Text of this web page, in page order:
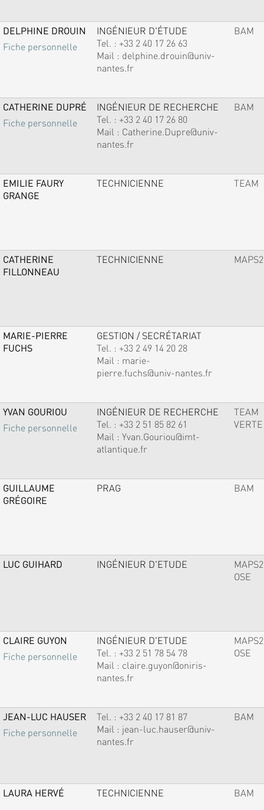
DELPHINE DROUIN
Fiche personnelle
INGÉNIEUR D'ÉTUDE
Tel. : +33 2 40 17 26 63
Mail : delphine.drouin@univ-
nantes.fr
BAM
CATHERINE DUPRÉ
Fiche personnelle
INGÉNIEUR DE RECHERCHE
Tel. : +33 2 40 17 26 80
Mail : Catherine.Dupre@univ-
nantes.fr
BAM
EMILIE FAURY
GRANGE
TECHNICIENNE TEAM
CATHERINE
FILLONNEAU
TECHNICIENNE MAPS2
MARIE-PIERRE
FUCHS
GESTION / SECRÉTARIAT
Tel. : +33 2 49 14 20 28
Mail : marie-
pierre.fuchs@univ-nantes.fr
YVAN GOURIOU
Fiche personnelle
INGÉNIEUR DE RECHERCHE
Tel. : +33 2 51 85 82 61
Mail : Yvan.Gouriou@imt-
atlantique.fr
TEAM
VERTE
GUILLAUME
GRÉGOIRE
PRAG BAM
LUC GUIHARD INGÉNIEUR D'ETUDE
MAPS2
OSE
CLAIRE GUYON
Fiche personnelle
INGÉNIEUR D'ETUDE
Tel. : +33 2 51 78 54 78
Mail : claire.guyon@oniris-
nantes.fr
MAPS2
OSE
JEAN-LUC HAUSER
Fiche personnelle
Tel. : +33 2 40 17 81 87
Mail : jean-luc.hauser@univ-
nantes.fr
BAM
LAURA HERVÉ TECHNICIENNE BAM